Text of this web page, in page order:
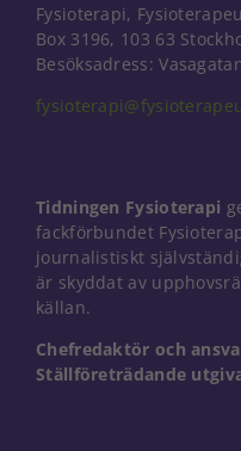
Fysioterapi,
Box 3196, 103 63
Besöksadress:
Tidningen Fysioterapi
fackförbundet
journalistiskt
är skyddat av
källan.
Chefredaktör och
Ställföreträdande